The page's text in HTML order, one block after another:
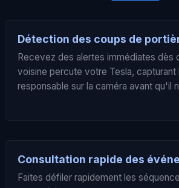
Détection des coups de
Recevez des alertes immédiates dès
voisine percute votre Tesla, capturant
responsable sur la caméra avant qu'il
Consultation rapide des
Faites défiler rapidement les